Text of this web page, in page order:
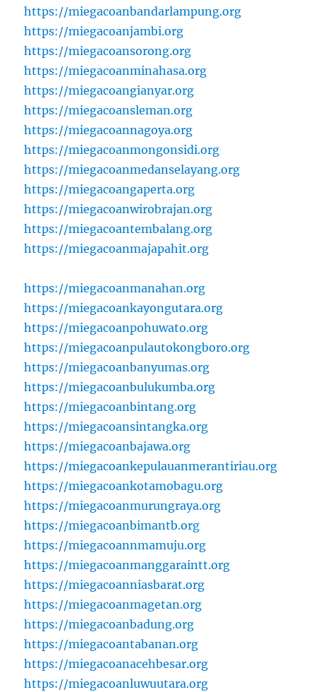
https://miegacoanbandarlampung.org
https://miegacoanjambi.org
https://miegacoansorong.org
https://miegacoanminahasa.org
https://miegacoangianyar.org
https://miegacoansleman.org
https://miegacoannagoya.org
https://miegacoanmongonsidi.org
https://miegacoanmedanselayang.org
https://miegacoangaperta.org
https://miegacoanwirobrajan.org
https://miegacoantembalang.org
https://miegacoanmajapahit.org
https://miegacoanmanahan.org
https://miegacoankayongutara.org
https://miegacoanpohuwato.org
https://miegacoanpulautokongboro.org
https://miegacoanbanyumas.org
https://miegacoanbulukumba.org
https://miegacoanbintang.org
https://miegacoansintangka.org
https://miegacoanbajawa.org
https://miegacoankepulauanmerantiriau.org
https://miegacoankotamobagu.org
https://miegacoanmurungraya.org
https://miegacoanbimantb.org
https://miegacoannmamuju.org
https://miegacoanmanggaraintt.org
https://miegacoanniasbarat.org
https://miegacoanmagetan.org
https://miegacoanbadung.org
https://miegacoantabanan.org
https://miegacoanacehbesar.org
https://miegacoanluwuutara.org